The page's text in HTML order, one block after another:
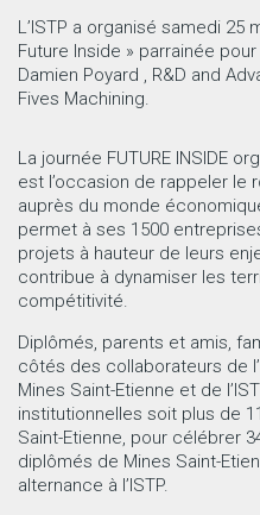
L’ISTP a organisé samedi 25
Future Inside » parrainée
Damien Poyard , R&D and
Fives Machining.
La journée FUTURE INSIDE
est l’occasion de rappeler le
auprès du monde
permet à ses 1500
projets à hauteur de leurs
contribue à dynamiser les
compétitivité.
Diplômés, parents et amis,
côtés des collaborateurs de
Mines Saint-Etienne et de
institutionnelles soit plus de
Saint-Etienne, pour célébrer
diplômés de Mines Saint-
alternance à l’ISTP.